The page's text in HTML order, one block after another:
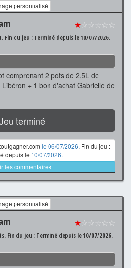
personnalisé
★☆☆☆☆☆
Fin du jeu : Terminé depuis le 10/07/2026.
comprenant 2 pots de 2,5L de
+ 1 bon d'achat Gabrielle de
Jeu terminé
le 06/07/2026. Fin du jeu :
depuis le 10/07/2026.
les commentaires
personnalisé
★☆☆☆☆☆
Fin du jeu : Terminé depuis le 10/07/2026.